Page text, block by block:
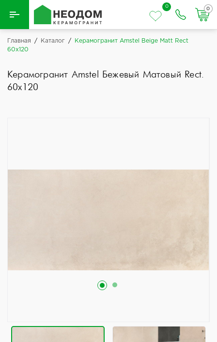
Назад
0
0
Главная / Каталог /
Керамогранит Amstel Beige Matt Rect
60x120
Керамогранит Amstel Бежевый Матовый Rect.
60x120